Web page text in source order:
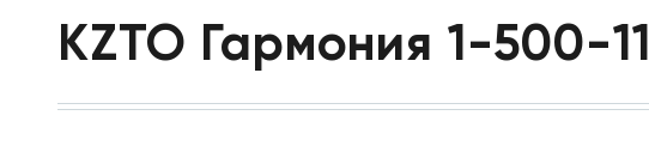
KZTO Гармония 1-500-11